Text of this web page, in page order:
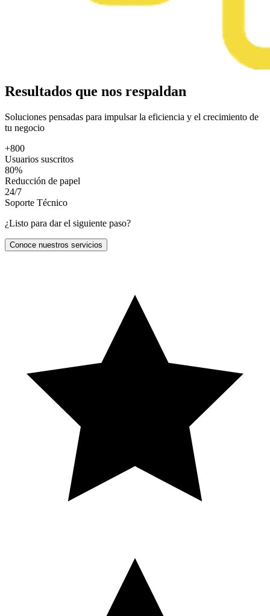
Resultados que nos respaldan
Soluciones pensadas para impulsar la eficiencia y el crecimiento de
tu negocio
+800
Usuarios suscritos
80%
Reducción de papel
24/7
Soporte Técnico
¿Listo para dar el siguiente paso?
Conoce nuestros servicios